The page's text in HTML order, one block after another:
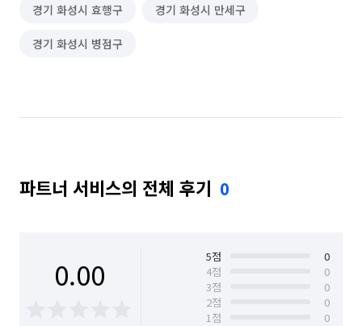
경기 화성시 효행구 경기 화성시 만세구
경기 화성시 병점구
파트너 서비스의 전체 후기 0
0.00 5점
0
4점
0
3점
0
2점
0
1점
0